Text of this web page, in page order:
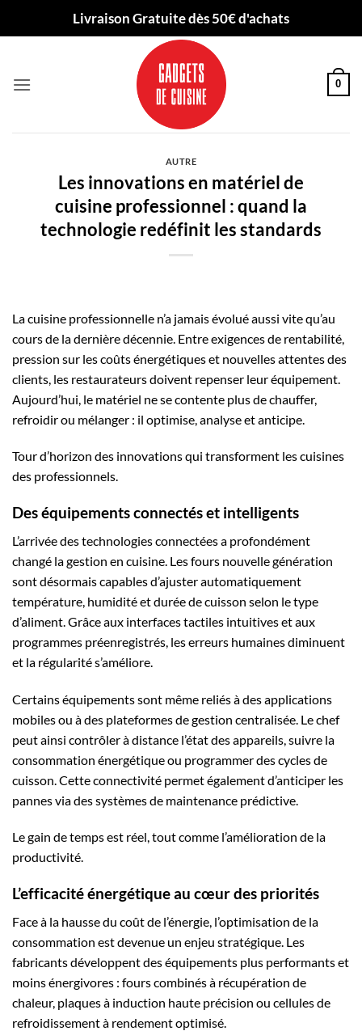
Livraison Gratuite dès 50€ d'achats
0
AUTRE
Les innovations en matériel de
cuisine professionnel : quand la
technologie redéfinit les standards
La cuisine professionnelle n’a jamais évolué aussi vite qu’au
cours de la dernière décennie. Entre exigences de rentabilité,
pression sur les coûts énergétiques et nouvelles attentes des
clients, les restaurateurs doivent repenser leur équipement.
Aujourd’hui, le matériel ne se contente plus de chauffer,
refroidir ou mélanger : il optimise, analyse et anticipe.
Tour d’horizon des innovations qui transforment les cuisines
des professionnels.
Des équipements connectés et intelligents
L’arrivée des technologies connectées a profondément
changé la gestion en cuisine. Les fours nouvelle génération
sont désormais capables d’ajuster automatiquement
température, humidité et durée de cuisson selon le type
d’aliment. Grâce aux interfaces tactiles intuitives et aux
programmes préenregistrés, les erreurs humaines diminuent
et la régularité s’améliore.
Certains équipements sont même reliés à des applications
mobiles ou à des plateformes de gestion centralisée. Le chef
peut ainsi contrôler à distance l’état des appareils, suivre la
consommation énergétique ou programmer des cycles de
cuisson. Cette connectivité permet également d’anticiper les
pannes via des systèmes de maintenance prédictive.
Le gain de temps est réel, tout comme l’amélioration de la
productivité.
L’efficacité énergétique au cœur des priorités
Face à la hausse du coût de l’énergie, l’optimisation de la
consommation est devenue un enjeu stratégique. Les
fabricants développent des équipements plus performants et
moins énergivores : fours combinés à récupération de
chaleur, plaques à induction haute précision ou cellules de
refroidissement à rendement optimisé.